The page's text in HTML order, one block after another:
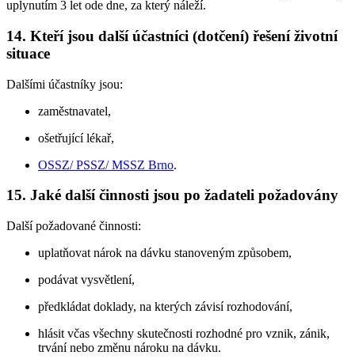
uplynutím 3 let ode dne, za který náleží.
14. Kteří jsou další účastníci (dotčení) řešení životní
situace
Dalšími účastníky jsou:
zaměstnavatel,
ošetřující lékař,
OSSZ/ PSSZ/ MSSZ Brno.
15. Jaké další činnosti jsou po žadateli požadovány
Další požadované činnosti:
uplatňovat nárok na dávku stanoveným způsobem,
podávat vysvětlení,
předkládat doklady, na kterých závisí rozhodování,
hlásit včas všechny skutečnosti rozhodné pro vznik, zánik,
trvání nebo změnu nároku na dávku.